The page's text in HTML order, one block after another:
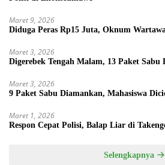
Maret 9, 2026
Diduga Peras Rp15 Juta, Oknum
Maret 3, 2026
Digerebek Tengah Malam, 13 Paket
Maret 3, 2026
9 Paket Sabu Diamankan, Mahasiswa
Maret 1, 2026
Respon Cepat Polisi, Balap Liar di
Selengkapnya